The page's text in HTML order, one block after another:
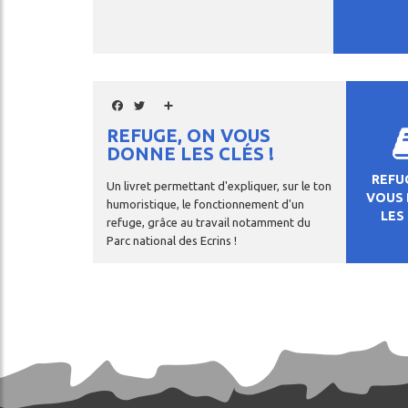
Facebook
Twitter
REFUGE, ON VOUS
DONNE LES CLÉS !
Un livret permettant d'expliquer, sur le ton
humoristique, le fonctionnement d'un
refuge, grâce au travail notamment du
Parc national des Ecrins !
VOUS
LES